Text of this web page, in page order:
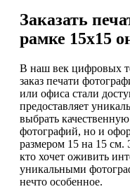
Заказать
рамке 15х15
В наш век цифровых
заказ печати
или офиса стали
предоставляет
выбрать
фотографий, но и
размером 15 на 15 см.
кто хочет оживить
уникальными
нечто особенное.